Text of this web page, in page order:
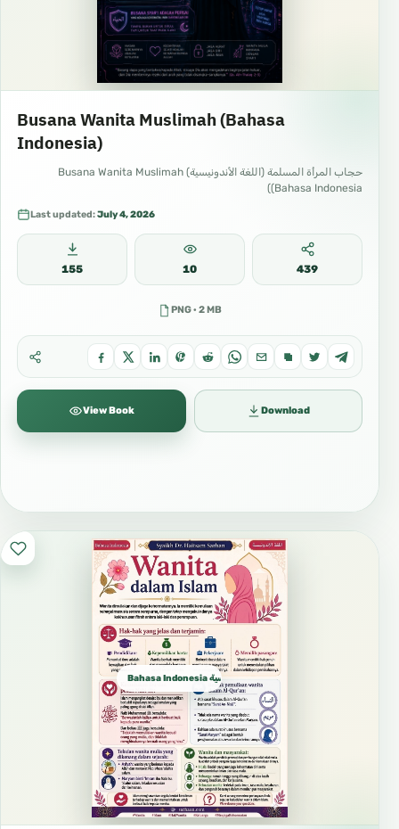
Busana Wanita Muslimah (Bahasa
Indonesia)
حجاب المرأة المسلمة (اللغة الأندونيسية) Busana Wanita Muslimah
(Bahasa Indonesia)
Last updated:July 4, 2026
155 10 439
PNG · 2 MB
View Book Download
Bahasa Indonesia الإندونيسية